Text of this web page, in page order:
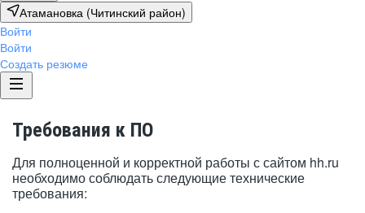
Атамановка (Читинский район)
Войти
Войти
Создать резюме
Требования к ПО
Для полноценной и корректной работы с сайтом hh.ru
необходимо соблюдать следующие технические
требования: